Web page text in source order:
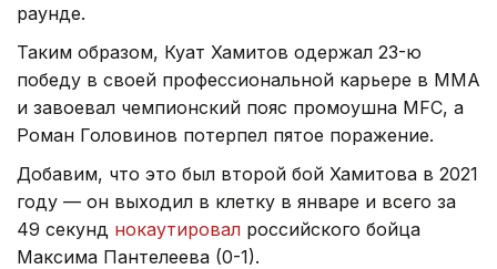
раунде.
Таким образом, Куат Хамитов одержал 23-ю
победу в своей профессиональной карьере в ММА
и завоевал чемпионский пояс промоушна MFC, а
Роман Головинов потерпел пятое поражение.
Добавим, что это был второй бой Хамитова в 2021
году — он выходил в клетку в январе и всего за
49 секунд нокаутировал российского бойца
Максима Пантелеева (0-1).